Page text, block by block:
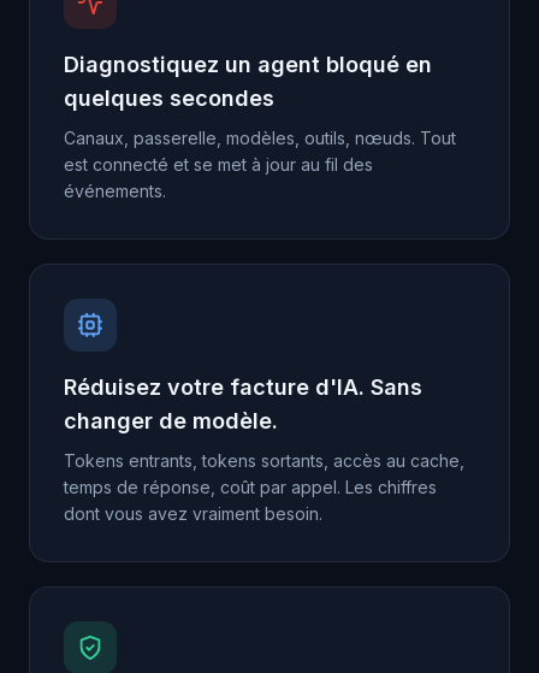
Diagnostiquez un agent bloqué en
quelques secondes
Canaux, passerelle, modèles, outils, nœuds. Tout
est connecté et se met à jour au fil des
événements.
Réduisez votre facture d'IA. Sans
changer de modèle.
Tokens entrants, tokens sortants, accès au cache,
temps de réponse, coût par appel. Les chiffres
dont vous avez vraiment besoin.